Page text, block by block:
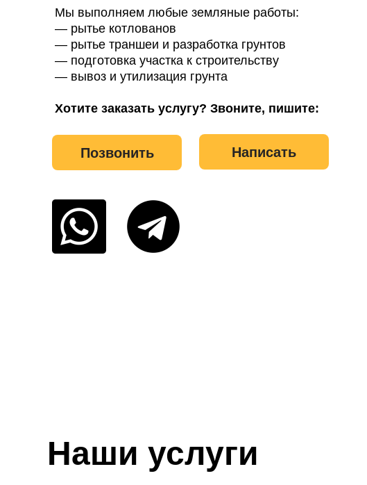
Мы выполняем любые земляные работы:
— рытье котлованов
— рытье траншеи и разработка грунтов
— подготовка участка к строительству
— вывоз и утилизация грунта
Хотите заказать услугу? Звоните, пишите:
Позвонить Написать
Наши услуги